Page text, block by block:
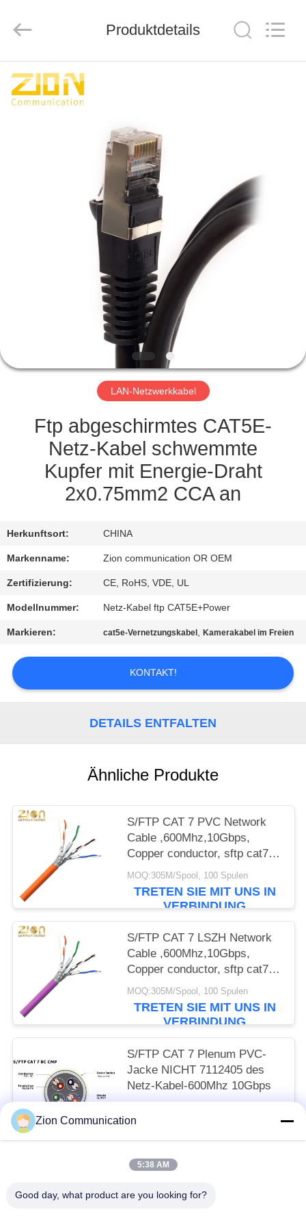
HAUS
QUALITÄTSKONTROLLE
SIE
MIT
VERBINDUNG
FORDERN
ZITAT
SITEMAP
POLICY
LTD.
Produktdetails
LAN-Netzwerkkabel
Ftp abgeschirmtes CAT5E-
Netz-Kabel schwemmte
Kupfer mit Energie-Draht
2x0.75mm2 CCA an
Herkunftsort: CHINA
Markenname: Zion communication OR OEM
Zertifizierung: CE, RoHS, VDE, UL
Modellnummer: Netz-Kabel ftp CAT5E+Power
Markieren: cat5e-Vernetzungskabel ,Kamerakabel im Freien
KONTAKT!
DETAILS ENTFALTEN
Ähnliche Produkte
S/FTP CAT 7 PVC Network
Cable ,600Mhz,10Gbps,
Copper conductor, sftp cat7
ethernet cable, cat7 lan cable
NO 7112402
MOQ:305M/Spool, 100 Spulen
TRETEN SIE MIT UNS IN
VERBINDUNG
S/FTP CAT 7 LSZH Network
Cable ,600Mhz,10Gbps,
Copper conductor, sftp cat7
ethernet cable, cat7 lan cable
NO 7112406
MOQ:305M/Spool, 100 Spulen
TRETEN SIE MIT UNS IN
VERBINDUNG
S/FTP CAT 7 Plenum PVC-
Jacke NICHT 7112405 des
Netz-Kabel-600Mhz 10Gbps
TRETEN SIE MIT UNS IN
VERBINDUNG
Zion Communication
5:38 AM
Good day, what product are you looking for?